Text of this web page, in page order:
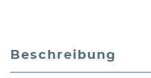
Beschreibung